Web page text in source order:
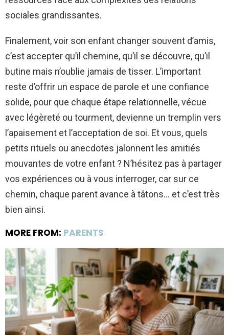
sociales grandissantes.
Finalement, voir son enfant changer souvent d’amis,
c’est accepter qu’il chemine, qu’il se découvre, qu’il
butine mais n’oublie jamais de tisser. L’important
reste d’offrir un espace de parole et une confiance
solide, pour que chaque étape relationnelle, vécue
avec légèreté ou tourment, devienne un tremplin vers
l’apaisement et l’acceptation de soi. Et vous, quels
petits rituels ou anecdotes jalonnent les amitiés
mouvantes de votre enfant ? N’hésitez pas à partager
vos expériences ou à vous interroger, car sur ce
chemin, chaque parent avance à tâtons… et c’est très
bien ainsi.
MORE FROM: PARENTS